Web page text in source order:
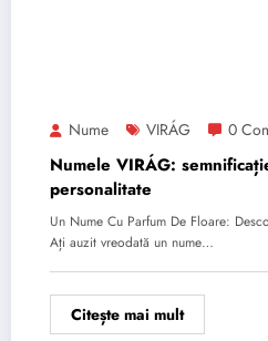
Nume VIRÁG 0
Numele VIRÁG:
personalitate
Un Nume Cu Parfum De Floare:
Ați auzit vreodată un nume…
Citește mai mult